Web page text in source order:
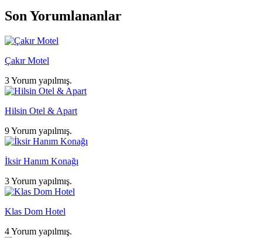
Son Yorumlananlar
Çakır Motel
3 Yorum yapılmış.
Hilsin Otel & Apart
9 Yorum yapılmış.
İksir Hanım Konağı
3 Yorum yapılmış.
Klas Dom Hotel
4 Yorum yapılmış.